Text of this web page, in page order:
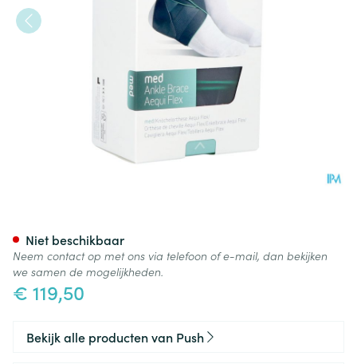
€ 119,50
Niet beschikbaar
Neem contact op met ons via telefoon of e-mail, dan bekijken
we samen de mogelijkheden.
Bekijk alle producten van Push